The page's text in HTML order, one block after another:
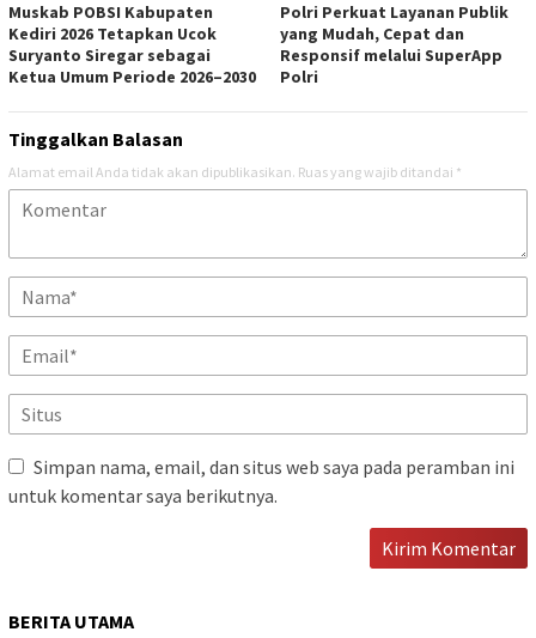
Muskab POBSI Kabupaten
Kediri 2026 Tetapkan Ucok
Suryanto Siregar sebagai
Ketua Umum Periode 2026–2030
Polri Perkuat Layanan Publik
yang Mudah, Cepat dan
Responsif melalui SuperApp
Polri
Tinggalkan Balasan
Alamat email Anda tidak akan dipublikasikan. Ruas yang wajib ditandai *
Simpan nama, email, dan situs web saya pada peramban ini
untuk komentar saya berikutnya.
BERITA UTAMA